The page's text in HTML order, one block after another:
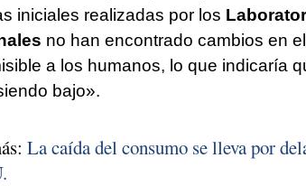
iniciales realizadas por los
no han encontrado cambios en
a los humanos, lo que indicaría
bajo».
La caída del consumo se lleva por